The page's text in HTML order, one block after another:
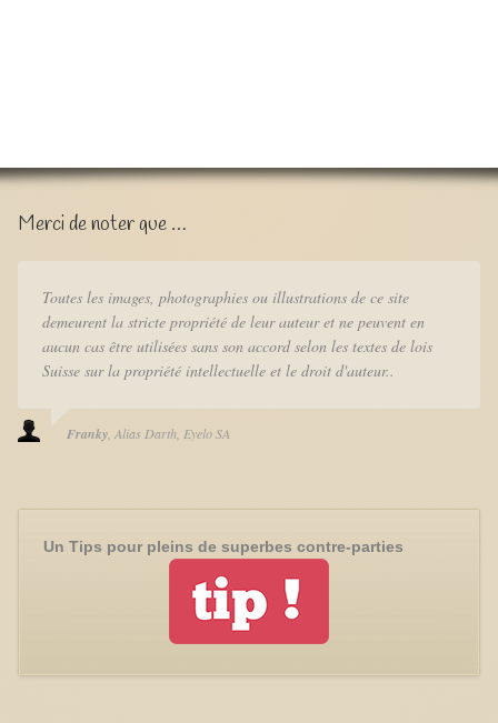
Merci de noter que …
Toutes les images, photographies ou illustrations de ce site
demeurent la stricte propriété de leur auteur et ne peuvent en
aucun cas être utilisées sans son accord selon les textes de lois
Suisse sur la propriété intellectuelle et le droit d'auteur..
Franky Alias Darth Eyelo SA
Un Tips pour pleins de superbes contre-parties